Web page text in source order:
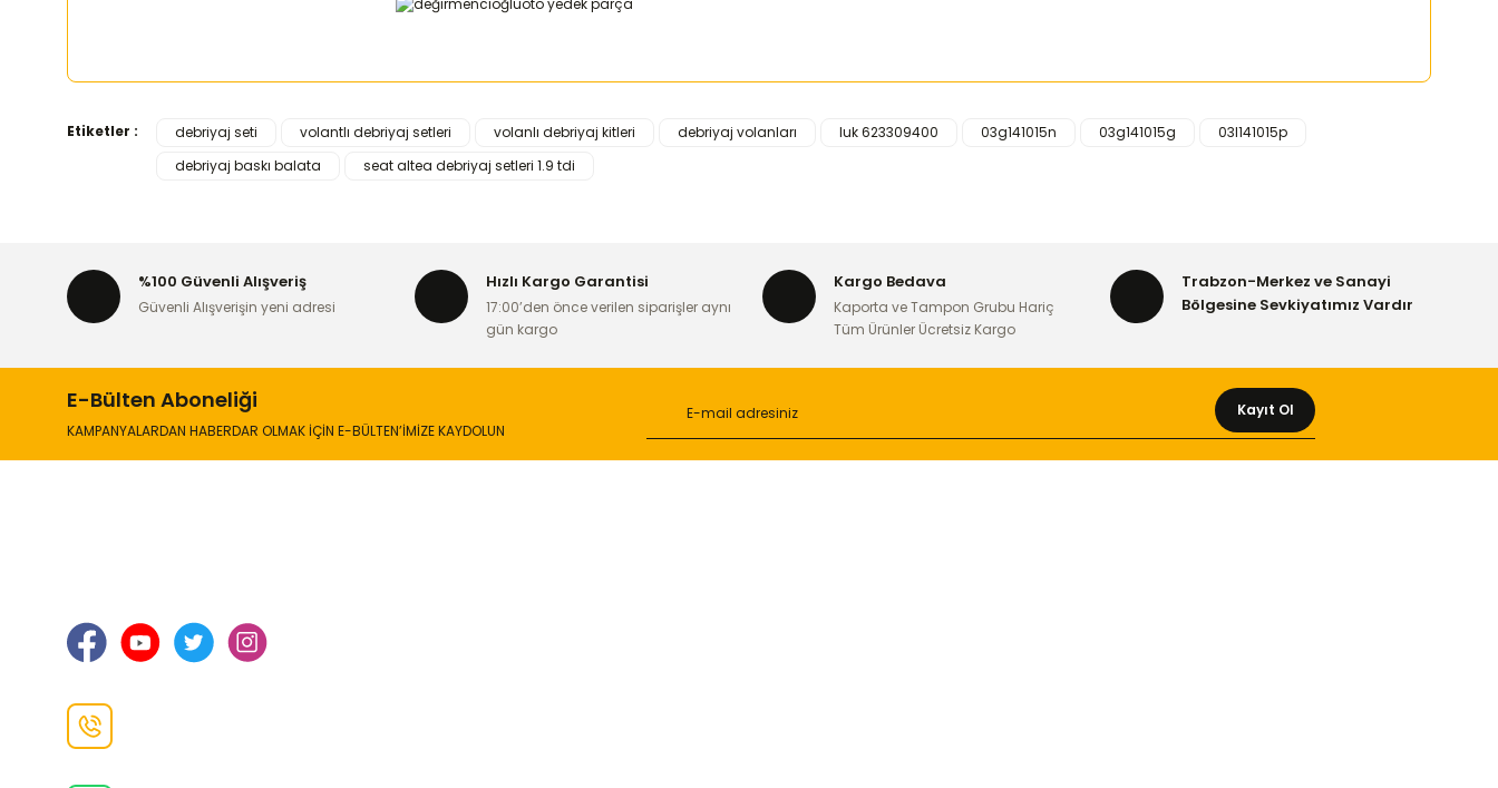
Bu ürünün fiyat bilgisi, resim, ürün açıklamalarında ve diğer konularda yetersiz gördüğünüz noktaları öneri formunu kullanarak tarafımıza iletebilirsiniz.
Görüş ve önerileriniz için teşekkür ederiz.
Ürün bilgilerinde hatalar bulunuyor.
Ürün fiyatı diğer sitelerden daha pahalı.
Etiketler : debriyaj seti volantlı debriyaj setleri volanlı debriyaj kitleri debriyaj volanları luk 623309400 03g141015n 03g141015g
03l141015p
debriyaj baskı balata
seat altea debriyaj setleri 1.9 tdi
%100 Güvenli Alışveriş
Güvenli Alışverişin yeni adresi
Hızlı Kargo Garantisi
17:00’den önce verilen siparişler aynı
gün kargo
Kargo Bedava
Kaporta ve Tampon Grubu Hariç
Tüm Ürünler Ücretsiz Kargo
Trabzon-Merkez ve Sanayi
Bölgesine Sevkiyatımız Vardır
E-Bülten Aboneliği
KAMPANYALARDAN HABERDAR OLMAK İÇİN E-BÜLTEN’İMİZE KAYDOLUN
Kayıt Ol